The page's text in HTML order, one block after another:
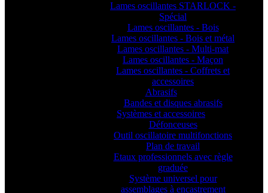
Lames oscillantes STARLOCK -
Spécial
Lames oscillantes - Bois
Lames oscillantes - Bois et métal
Lames oscillantes - Multi-mat
Lames oscillantes - Maçon
Lames oscillantes - Coffrets et
accessoires
Abrasifs
Bandes et disques abrasifs
Systèmes et accessoires
Défonceuses
Outil oscillatoire multifonctions
Plan de travail
Etaux professionnels avec règle
graduée
Système universel pour
assemblages à encastrement